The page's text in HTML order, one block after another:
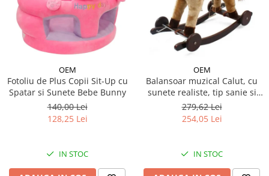
OEM
Fotoliu de Plus Copii Sit-Up cu
Spatar si Sunete Bebe Bunny
140,00 Lei
128,25 Lei
IN STOC
OEM
Balansoar muzical Calut, cu
sunete realiste, tip sanie si
roti - Crem
279,62 Lei
254,05 Lei
IN STOC